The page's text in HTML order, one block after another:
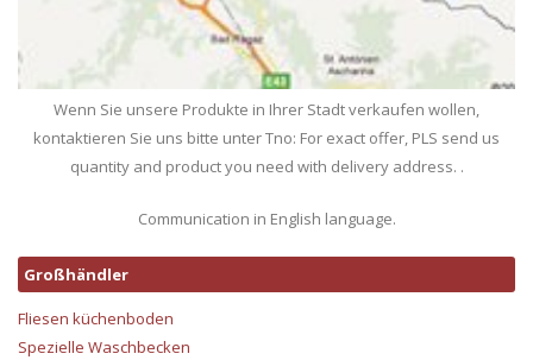
Wenn Sie unsere Produkte in Ihrer Stadt verkaufen wollen,
kontaktieren Sie uns bitte unter Tno: For exact offer, PLS send us
quantity and product you need with delivery address. .
Communication in English language.
Großhändler
Fliesen küchenboden
Spezielle Waschbecken